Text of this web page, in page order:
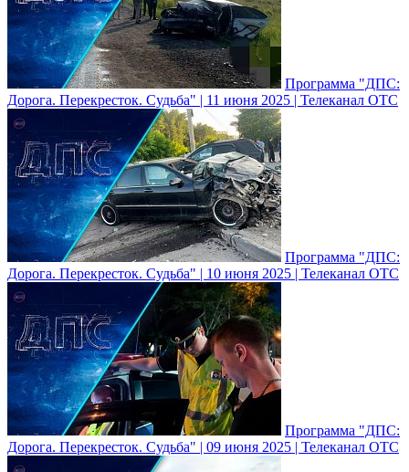
Программа "ДПС:
Дорога. Перекресток. Судьба" | 11 июня 2025 | Телеканал ОТС
Программа "ДПС:
Дорога. Перекресток. Судьба" | 10 июня 2025 | Телеканал ОТС
Программа "ДПС:
Дорога. Перекресток. Судьба" | 09 июня 2025 | Телеканал ОТС